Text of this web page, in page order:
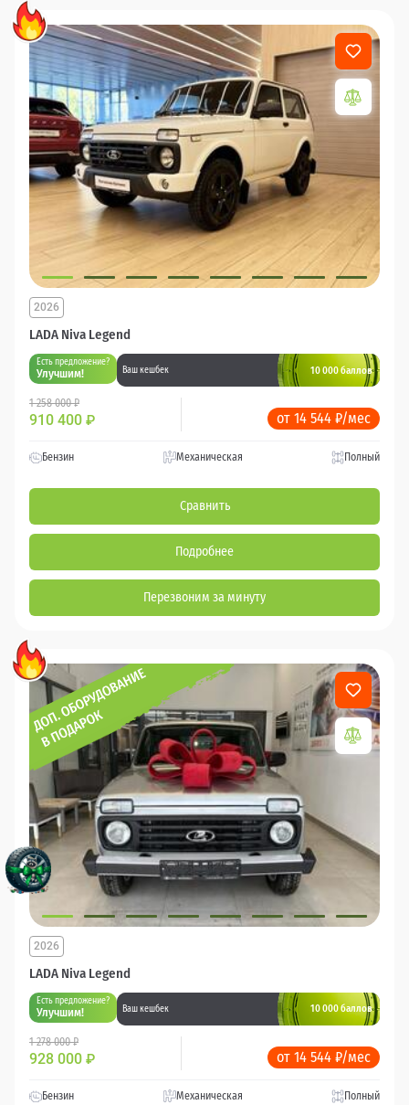
LADA Niva Legend
2026
Есть предложение?
Улучшим! Ваш кешбек 10 000 баллов
1 258 000 ₽
910 400 ₽ от 14 544 ₽/мес
Бензин Механическая Полный
Сравнить
Подробнее
Перезвоним за минуту
LADA Niva Legend
2026
Есть предложение?
Улучшим! Ваш кешбек 10 000 баллов
1 278 000 ₽
928 000 ₽ от 14 544 ₽/мес
Бензин Механическая Полный